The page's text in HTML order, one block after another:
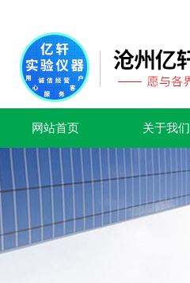
网站首页 关于我们